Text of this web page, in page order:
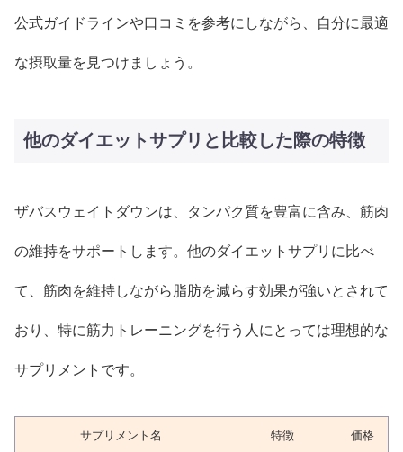
公式ガイドラインや口コミを参考にしながら、自分に最適
な摂取量を見つけましょう。
他のダイエットサプリと比較した際の特徴
ザバスウェイトダウンは、タンパク質を豊富に含み、筋肉
の維持をサポートします。他のダイエットサプリに比べ
て、筋肉を維持しながら脂肪を減らす効果が強いとされて
おり、特に筋力トレーニングを行う人にとっては理想的な
サプリメントです。
サプリメント名 特徴 価格